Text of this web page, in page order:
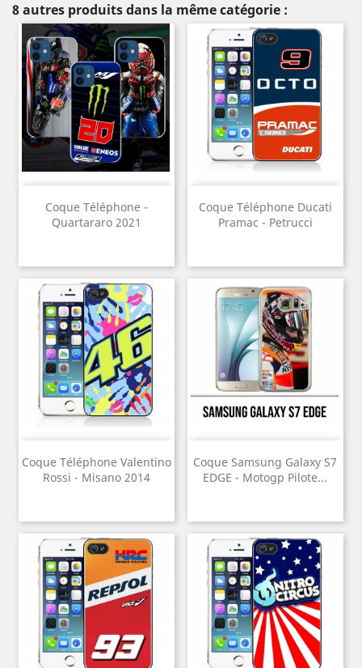
8 autres produits dans la même catégorie :
Coque Téléphone -
Quartararo 2021
Coque Téléphone Ducati
Pramac - Petrucci
Coque Téléphone Valentino
Rossi - Misano 2014
Coque Samsung Galaxy S7
EDGE - Motogp Pilote...